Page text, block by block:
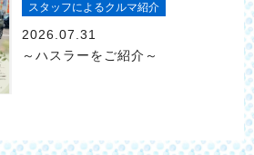
スタッフによるクルマ紹介
2026.07.31
～ハスラーをご紹介～